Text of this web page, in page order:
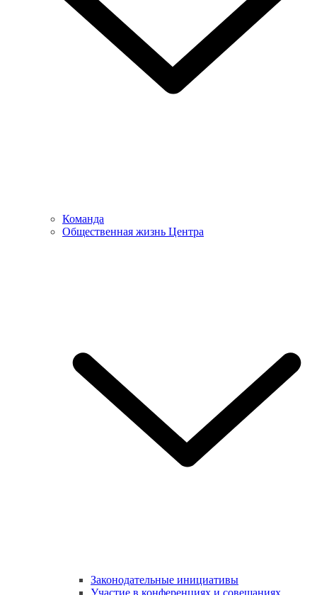
Команда
Общественная жизнь Центра
Законодательные инициативы